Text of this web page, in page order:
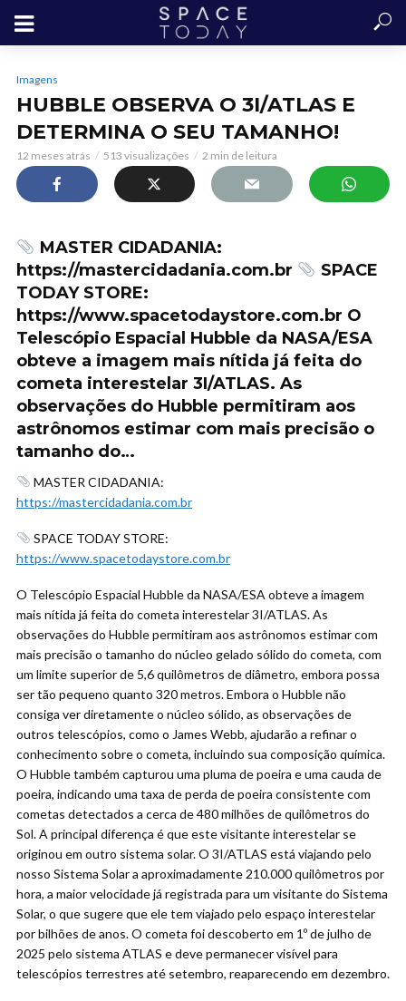
Imagens
HUBBLE OBSERVA O 3I/ATLAS E
DETERMINA O SEU TAMANHO!
12 meses atrás 513 visualizações 2 min de leitura
MASTER CIDADANIA:
https://mastercidadania.com.br
SPACE
TODAY STORE:
https://www.spacetodaystore.com.br O
Telescópio Espacial Hubble da NASA/ESA
obteve a imagem mais nítida já feita do
cometa interestelar 3I/ATLAS. As
observações do Hubble permitiram aos
astrônomos estimar com mais precisão o
tamanho do…
MASTER CIDADANIA:
https://mastercidadania.com.br
SPACE TODAY STORE:
https://www.spacetodaystore.com.br
O Telescópio Espacial Hubble da NASA/ESA obteve a imagem
mais nítida já feita do cometa interestelar 3I/ATLAS. As
observações do Hubble permitiram aos astrônomos estimar com
mais precisão o tamanho do núcleo gelado sólido do cometa, com
um limite superior de 5,6 quilômetros de diâmetro, embora possa
ser tão pequeno quanto 320 metros. Embora o Hubble não
consiga ver diretamente o núcleo sólido, as observações de
outros telescópios, como o James Webb, ajudarão a refinar o
conhecimento sobre o cometa, incluindo sua composição química.
O Hubble também capturou uma pluma de poeira e uma cauda de
poeira, indicando uma taxa de perda de poeira consistente com
cometas detectados a cerca de 480 milhões de quilômetros do
Sol. A principal diferença é que este visitante interestelar se
originou em outro sistema solar. O 3I/ATLAS está viajando pelo
nosso Sistema Solar a aproximadamente 210.000 quilômetros por
hora, a maior velocidade já registrada para um visitante do Sistema
Solar, o que sugere que ele tem viajado pelo espaço interestelar
por bilhões de anos. O cometa foi descoberto em 1º de julho de
2025 pelo sistema ATLAS e deve permanecer visível para
telescópios terrestres até setembro, reaparecendo em dezembro.